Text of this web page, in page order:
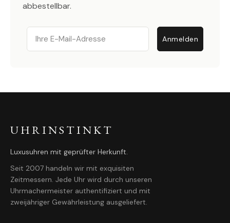
abbestellbar.
Email
Anmelden
UHRINSTINKT
Luxusuhren mit geprüfter Herkunft.
Seit 2007 handeln wir mit exquisiten
Zeitmessern. Jede Uhr wird durch unseren
Uhrmachermeister authentifiziert und mit
zweijähriger Gewährleistung ausgeliefert.